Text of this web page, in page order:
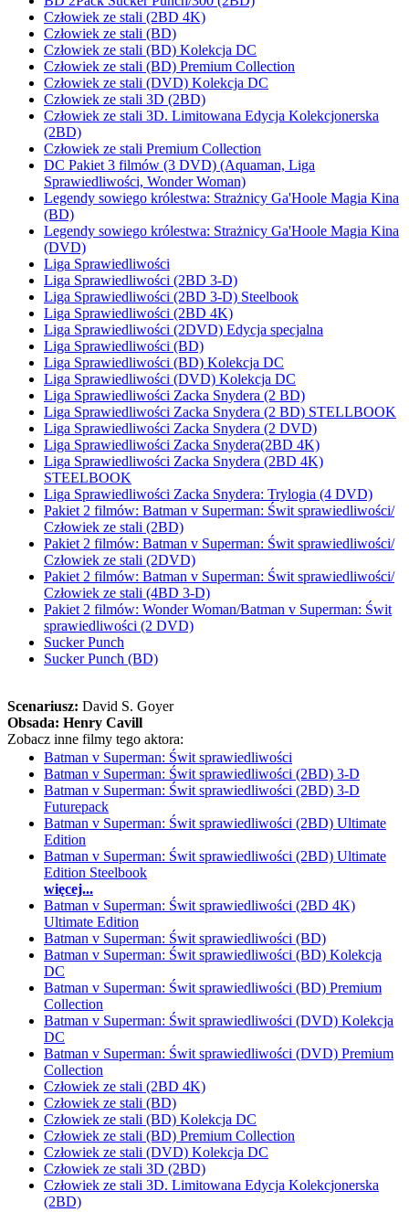
Człowiek ze stali (2BD 4K)
Człowiek ze stali (BD)
Człowiek ze stali (BD) Kolekcja DC
Człowiek ze stali (BD) Premium Collection
Człowiek ze stali (DVD) Kolekcja DC
Człowiek ze stali 3D (2BD)
Człowiek ze stali 3D. Limitowana Edycja Kolekcjonerska
(2BD)
Człowiek ze stali Premium Collection
DC Pakiet 3 filmów (3 DVD) (Aquaman, Liga
Sprawiedliwości, Wonder Woman)
Legendy sowiego królestwa: Strażnicy Ga'Hoole Magia Kina
(BD)
Legendy sowiego królestwa: Strażnicy Ga'Hoole Magia Kina
(DVD)
Liga Sprawiedliwości
Liga Sprawiedliwości (2BD 3-D)
Liga Sprawiedliwości (2BD 3-D) Steelbook
Liga Sprawiedliwości (2BD 4K)
Liga Sprawiedliwości (2DVD) Edycja specjalna
Liga Sprawiedliwości (BD)
Liga Sprawiedliwości (BD) Kolekcja DC
Liga Sprawiedliwości (DVD) Kolekcja DC
Liga Sprawiedliwości Zacka Snydera (2 BD)
Liga Sprawiedliwości Zacka Snydera (2 BD) STELLBOOK
Liga Sprawiedliwości Zacka Snydera (2 DVD)
Liga Sprawiedliwości Zacka Snydera(2BD 4K)
Liga Sprawiedliwości Zacka Snydera (2BD 4K)
STEELBOOK
Liga Sprawiedliwości Zacka Snydera: Trylogia (4 DVD)
Pakiet 2 filmów: Batman v Superman: Świt sprawiedliwości/
Człowiek ze stali (2BD)
Pakiet 2 filmów: Batman v Superman: Świt sprawiedliwości/
Człowiek ze stali (2DVD)
Pakiet 2 filmów: Batman v Superman: Świt sprawiedliwości/
Człowiek ze stali (4BD 3-D)
Pakiet 2 filmów: Wonder Woman/Batman v Superman: Świt
sprawiedliwości (2 DVD)
Sucker Punch
Sucker Punch (BD)
Scenariusz: David S. Goyer
Obsada: Henry Cavill
Zobacz inne filmy tego aktora:
Batman v Superman: Świt sprawiedliwości
Batman v Superman: Świt sprawiedliwości (2BD) 3-D
Batman v Superman: Świt sprawiedliwości (2BD) 3-D
Futurepack
Batman v Superman: Świt sprawiedliwości (2BD) Ultimate
Edition
Batman v Superman: Świt sprawiedliwości (2BD) Ultimate
Edition Steelbook
więcej...
Batman v Superman: Świt sprawiedliwości (2BD 4K)
Ultimate Edition
Batman v Superman: Świt sprawiedliwości (BD)
Batman v Superman: Świt sprawiedliwości (BD) Kolekcja
DC
Batman v Superman: Świt sprawiedliwości (BD) Premium
Collection
Batman v Superman: Świt sprawiedliwości (DVD) Kolekcja
DC
Batman v Superman: Świt sprawiedliwości (DVD) Premium
Collection
Człowiek ze stali (2BD 4K)
Człowiek ze stali (BD)
Człowiek ze stali (BD) Kolekcja DC
Człowiek ze stali (BD) Premium Collection
Człowiek ze stali (DVD) Kolekcja DC
Człowiek ze stali 3D (2BD)
Człowiek ze stali 3D. Limitowana Edycja Kolekcjonerska
(2BD)